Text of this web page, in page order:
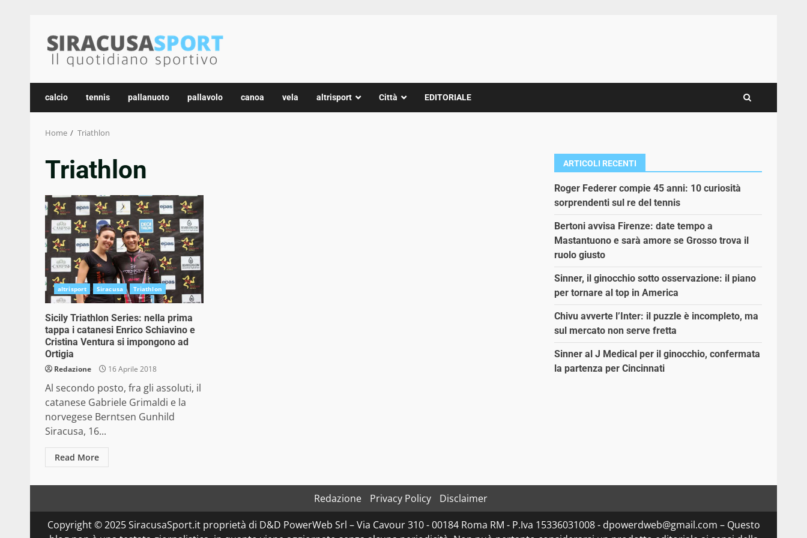
content
calcio tennis pallanuoto pallavolo canoa vela altrisport Città EDITORIALE
Home Triathlon
Triathlon
altrisport Siracusa Triathlon
Sicily Triathlon Series: nella prima
tappa i catanesi Enrico Schiavino e
Cristina Ventura si impongono ad
Ortigia
Redazione 16 Aprile 2018
Al secondo posto, fra gli assoluti, il
catanese Gabriele Grimaldi e la
norvegese Berntsen Gunhild
Siracusa, 16...
Read More
ARTICOLI RECENTI
Roger Federer compie 45 anni: 10 curiosità
sorprendenti sul re del tennis
Bertoni avvisa Firenze: date tempo a
Mastantuono e sarà amore se Grosso trova il
ruolo giusto
Sinner, il ginocchio sotto osservazione: il piano
per tornare al top in America
Chivu avverte l’Inter: il puzzle è incompleto, ma
sul mercato non serve fretta
Sinner al J Medical per il ginocchio, confermata
la partenza per Cincinnati
Redazione Privacy Policy
Disclaimer
Copyright © 2025 SiracusaSport.it proprietà di D&D PowerWeb Srl – Via Cavour 310 - 00184 Roma RM - P.Iva 15336031008 - dpowerdweb@gmail.com – Questo